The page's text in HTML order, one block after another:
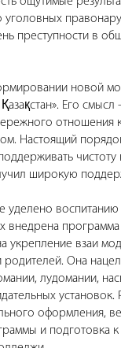
уголовных
преступности в
новой
Қазақстан». Его
отношения
Настоящий
чистоту
широкую
уделено
внедрена программа
укрепление взаи
родителей. Она
лудомании,
установок.
оформления,
и подготовка